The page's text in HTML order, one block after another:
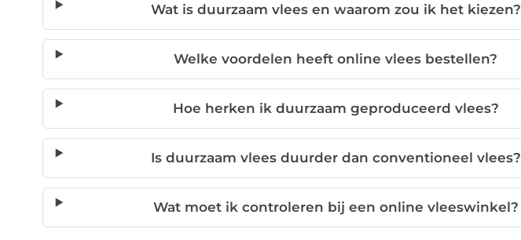
Wat is duurzaam vlees en waarom zou ik het kiezen?
Welke voordelen heeft online vlees bestellen?
Hoe herken ik duurzaam geproduceerd vlees?
Is duurzaam vlees duurder dan conventioneel vlees?
Wat moet ik controleren bij een online vleeswinkel?